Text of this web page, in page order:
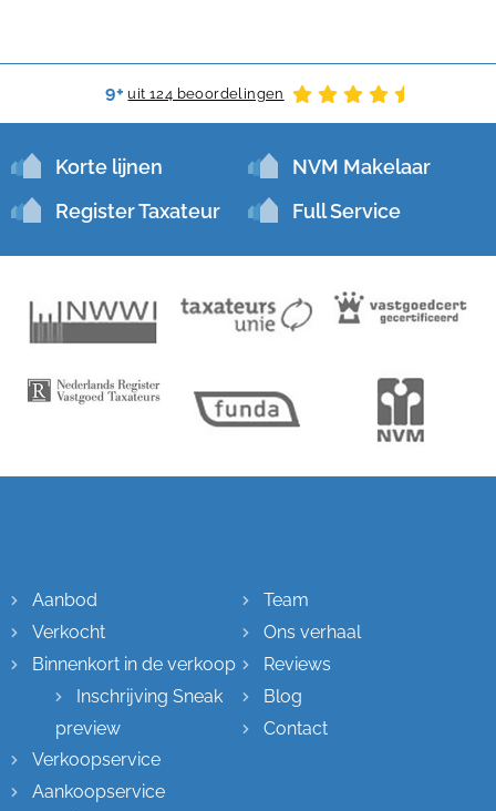
9+ uit 124 beoordelingen
Korte lijnen
NVM Makelaar
Register Taxateur
Full Service
Aanbod
Verkocht
Binnenkort in de verkoop
Inschrijving Sneak
preview
Verkoopservice
Aankoopservice
Team
Ons verhaal
Reviews
Blog
Contact